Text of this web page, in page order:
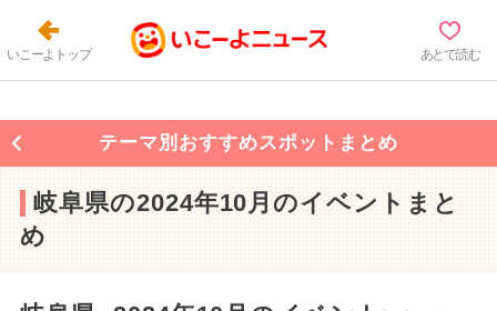
いこーよトップ あとで読む
テーマ別おすすめスポットまとめ
岐阜県の2024年10月のイベントまと
め